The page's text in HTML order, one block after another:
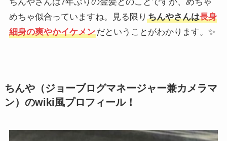
ちんやさんは7年ぶりの金髪とのことですが、めちゃ
めちゃ似合っていますね。見る限り ちんやさんは長身
細身の爽やかイケメンだということがわかります。✨
ちんや（ジョーブログマネージャー兼カメラマ
ン）のwiki風プロフィール！